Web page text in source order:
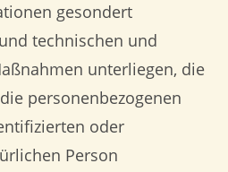
gesondert
technischen und
unterliegen, die
personenbezogenen
oder
Person